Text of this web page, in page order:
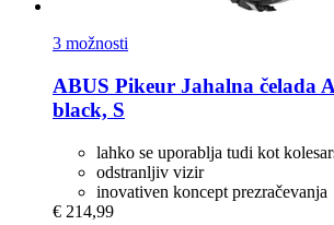
3 možnosti
ABUS Pikeur Jahalna čelada
black, S
lahko se uporablja tudi kot
odstranljiv vizir
inovativen koncept prezračevanja
€ 214,99